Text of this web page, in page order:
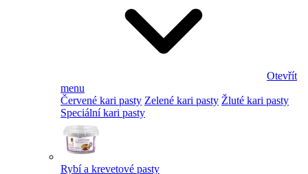
Otevřít
menu
Červené kari pasty Zelené kari pasty Žluté kari pasty
Speciální kari pasty
Rybí a krevetové pasty